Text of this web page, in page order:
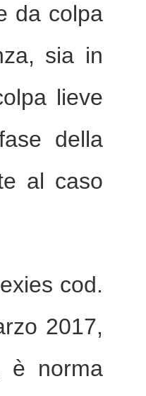
da colpa
sia in
lieve
della
al caso
cod.
2017,
è norma